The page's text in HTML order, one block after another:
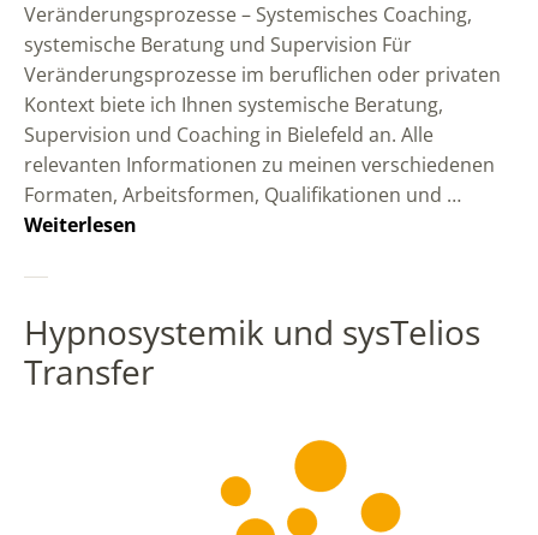
Veränderungsprozesse – Systemisches Coaching,
systemische Beratung und Supervision Für
Veränderungsprozesse im beruflichen oder privaten
Kontext biete ich Ihnen systemische Beratung,
Supervision und Coaching in Bielefeld an. Alle
relevanten Informationen zu meinen verschiedenen
Formaten, Arbeitsformen, Qualifikationen und …
Weiterlesen
Hypnosystemik und sysTelios
Transfer